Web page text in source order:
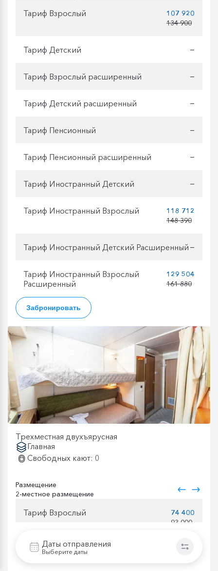
Даты отправления
Выберите даты
Тариф Взрослый
107 920
134 900
Тариф Детский —
Тариф Взрослый расширенный —
Тариф Детский расширенный —
Тариф Пенсионный —
Тариф Пенсионный расширенный —
Тариф Иностранный Детский —
Тариф Иностранный Взрослый
118 712
148 390
Тариф Иностранный Детский Расширенный —
Тариф Иностранный Взрослый
Расширенный
129 504
161 880
Забронировать
Трехместная двухъярусная
Главная
Свободных кают: 0
Размещение
2-местное размещение
Тариф Взрослый
74 400
93 000
Тариф Детский
63 240